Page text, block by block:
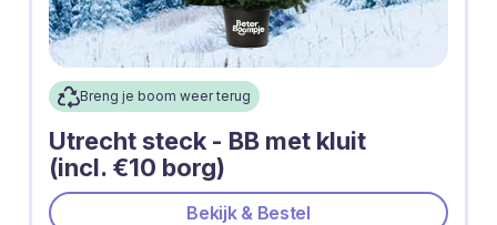
Breng je boom weer terug
Utrecht steck - BB met kluit
(incl. €10 borg)
Bekijk & Bestel